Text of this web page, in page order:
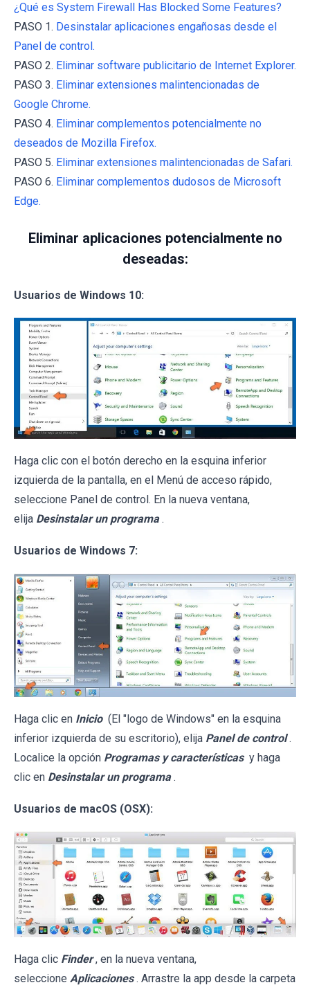
¿Qué es System Firewall Has Blocked Some Features?
PASO 1. Desinstalar aplicaciones engañosas desde el
Panel de control.
PASO 2. Eliminar software publicitario de Internet Explorer.
PASO 3. Eliminar extensiones malintencionadas de
Google Chrome.
PASO 4. Eliminar complementos potencialmente no
deseados de Mozilla Firefox.
PASO 5. Eliminar extensiones malintencionadas de Safari.
PASO 6. Eliminar complementos dudosos de Microsoft
Edge.
Eliminar aplicaciones potencialmente no
deseadas:
Usuarios de Windows 10:
Haga clic con el botón derecho en la esquina inferior
izquierda de la pantalla, en el Menú de acceso rápido,
seleccione Panel de control. En la nueva ventana,
elija Desinstalar un programa .
Usuarios de Windows 7:
Haga clic en Inicio (El "logo de Windows" en la esquina
inferior izquierda de su escritorio), elija Panel de control .
Localice la opción Programas y características y haga
clic en Desinstalar un programa .
Usuarios de macOS (OSX):
Haga clic Finder , en la nueva ventana,
seleccione Aplicaciones . Arrastre la app desde la carpeta